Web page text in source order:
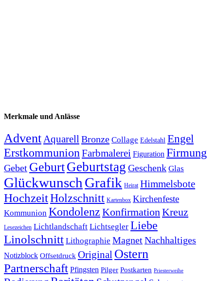
Merkmale und Anlässe
AdventAquarellBronze Collage Edelstahl Engel
Erstkommunion Farbmalerei Figuration Firmung
Gebet GeburtGeburtstag Geschenk Glas
Glückwunsch Grafik Heirat Himmelsbote
HochzeitHolzschnitt Kartenbox Kirchenfeste
Kommunion Kondolenz KonfirmationKreuz
Lesezeichen Lichtlandschaft Lichtsegler Liebe
Linolschnitt Lithographie MagnetNachhaltiges
Notizblock Offsetdruck Original Ostern
Partnerschaft Pfingsten Pilger Postkarten Priesterweihe